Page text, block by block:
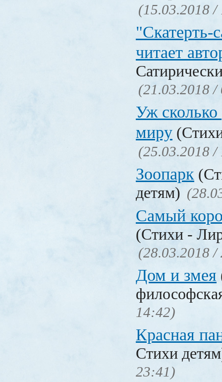
(15.03.2018 /
"Скатерть-
читает
(21.03.2018 /
Уж сколько
миру
(25.03.2018 /
Зоопарк
детям)
Самый
(Стихи -
(28.03.2018 /
Дом и змея
14:42)
Красная
Стихи
23:41)